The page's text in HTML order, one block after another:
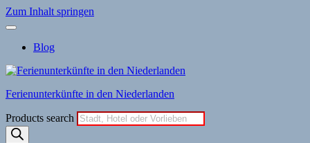
Zum Inhalt springen
Blog
Ferienunterkünfte in den Niederlanden
Products search